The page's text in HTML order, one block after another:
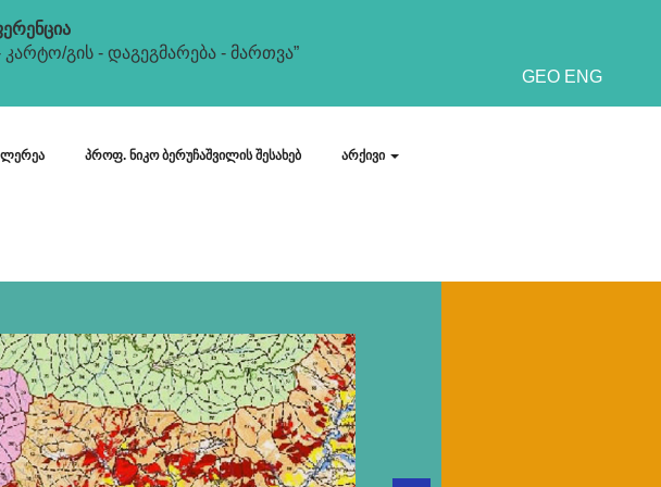
გის - დაგეგმარება - მართვა”
GEO ENG
პროფ. ნიკო ბერუჩაშვილის შესახებ არქივი